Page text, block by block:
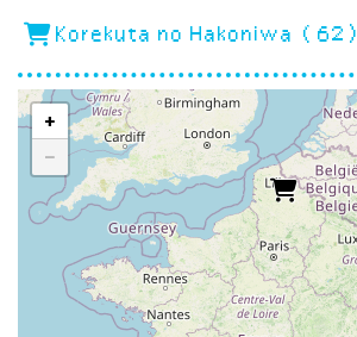
Korekuta no Hakoniwa (62)
+
−